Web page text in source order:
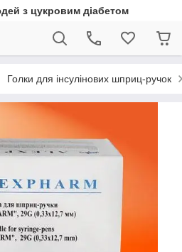
з цукровим діабетом
Голки для інсулінових шприц-ручок